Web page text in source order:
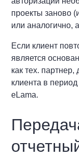
проекты заново
или аналогично,
Если клиент
является
как тех.
клиента в
eLama.